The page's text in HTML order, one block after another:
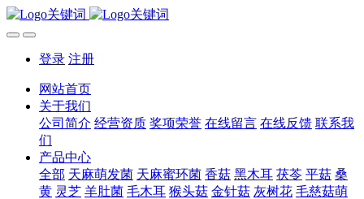
登录 注册
网站首页
关于我们
公司简介 经营资质 奖项荣誉 在线留言 在线反馈 联系我
们
产品中心
全部 天麻萌发菌 天麻蜜环菌 香菇 黑木耳 茯苓 平菇 桑
黄 灵芝 羊肚菌 毛木耳 猴头菇 金针菇 灰树花 毛慈菇萌